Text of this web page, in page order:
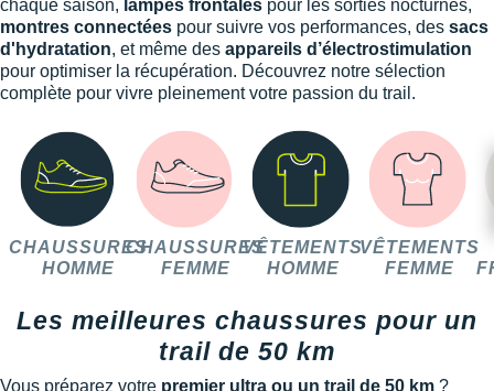
chaque saison, lampes frontales pour les sorties nocturnes,
montres connectées pour suivre vos performances, des sacs
d'hydratation, et même des appareils d’électrostimulation
pour optimiser la récupération. Découvrez notre sélection
complète pour vivre pleinement votre passion du trail.
CHAUSSURES
HOMME
CHAUSSURES
FEMME
VÊTEMENTS
HOMME
VÊTEMENTS
FEMME
Les meilleures chaussures pour un
trail de 50 km
Vous préparez votre premier ultra ou un trail de 50 km ?